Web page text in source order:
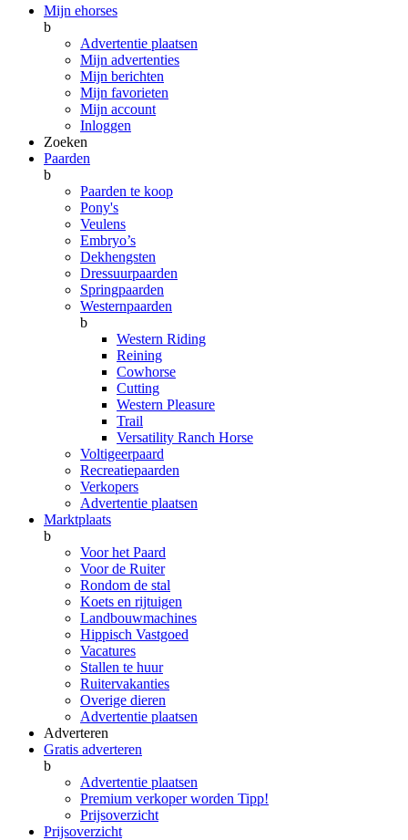
Mijn ehorses
b
Advertentie plaatsen
Mijn advertenties
Mijn berichten
Mijn favorieten
Mijn account
Inloggen
Zoeken
Paarden
b
Paarden te koop
Pony's
Veulens
Embryo’s
Dekhengsten
Dressuurpaarden
Springpaarden
Westernpaarden
b
Western Riding
Reining
Cowhorse
Cutting
Western Pleasure
Trail
Versatility Ranch Horse
Voltigeerpaard
Recreatiepaarden
Verkopers
Advertentie plaatsen
Marktplaats
b
Voor het Paard
Voor de Ruiter
Rondom de stal
Koets en rijtuigen
Landbouwmachines
Hippisch Vastgoed
Vacatures
Stallen te huur
Ruitervakanties
Overige dieren
Advertentie plaatsen
Adverteren
Gratis adverteren
b
Advertentie plaatsen
Premium verkoper worden Tipp!
Prijsoverzicht
Prijsoverzicht